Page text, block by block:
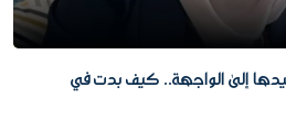
إلى الواجهة.. كيف بدت في